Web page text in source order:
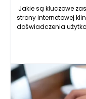
Jakie są kluczowe
strony internetowej
doświadczenia